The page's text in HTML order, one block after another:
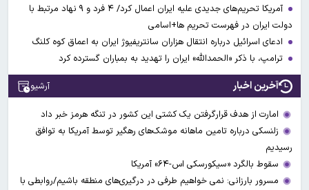
آمریکا تحریم‌های جدیدی علیه ایران اعمال کرد/ ۴ فرد و ۹ نهاد مرتبط با
دولت ایران در فهرست تحریم ها+اسامی
ادعای اسرائیل درباره انتقال هزاران سانتریفیوژ ایران به اعماق کوه کلنگ
ترامپ، با ذکر «الحمدالله» ایران را تهدید به بمباران گسترده کرد
آخرین اخبار آرشیو
امارت از هدف قرارگرفتن یک کشتی این کشور در تنگه هرمز خبر داد
زلنسکی درباره تامین ماهانه موشک‌های رهگیر توسط آمریکا به توافق
رسیدیم
سقوط بالگرد «سیکورسکی اس-۶۴» آمریکا
مسرور بارزانی: نمی خواهیم طرفی در درگیری‌های منطقه باشیم/روابطی با